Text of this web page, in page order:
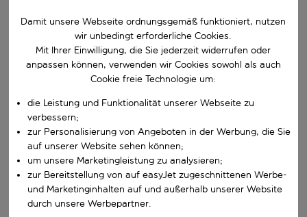
Beginne mit der Eingabe für die automatische
Reiseziele finden
Nach
W&auml;hle ein Ab- und R&uuml;ckflugdatum aus.
Wähle deine Reisedaten
Wann
Wer
Suchen
Damit unsere Webseite ordnungsgemäß funktioniert, nutzen
wir unbedingt erforderliche Cookies.
Mit Ihrer Einwilligung, die Sie jederzeit widerrufen oder
anpassen können, verwenden wir Cookies sowohl als auch
Cookie freie Technologie um:
die Leistung und Funktionalität unserer Webseite zu
verbessern;
zur Personalisierung von Angeboten in der Werbung, die Sie
auf unserer Website sehen können;
um unsere Marketingleistung zu analysieren;
zur Bereitstellung von auf easyJet zugeschnittenen Werbe-
und Marketinginhalten auf und außerhalb unserer Website
durch unsere Werbepartner.